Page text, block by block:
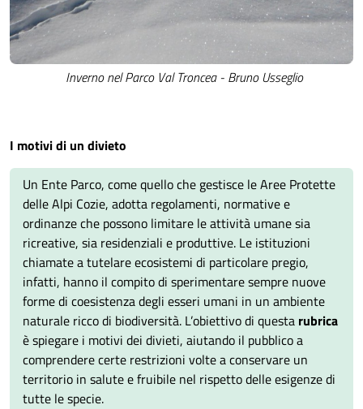
Inverno nel Parco Val Troncea - Bruno Usseglio
I motivi di un divieto
Un Ente Parco, come quello che gestisce le Aree Protette
delle Alpi Cozie, adotta regolamenti, normative e
ordinanze che possono limitare le attività umane sia
ricreative, sia residenziali e produttive. Le istituzioni
chiamate a tutelare ecosistemi di particolare pregio,
infatti, hanno il compito di sperimentare sempre nuove
forme di coesistenza degli esseri umani in un ambiente
naturale ricco di biodiversità. L’obiettivo di questa rubrica
è spiegare i motivi dei divieti, aiutando il pubblico a
comprendere certe restrizioni volte a conservare un
territorio in salute e fruibile nel rispetto delle esigenze di
tutte le specie.